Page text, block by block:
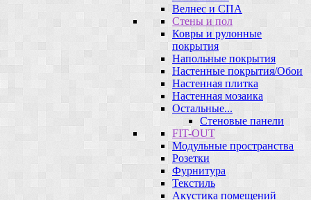
Велнес и СПА
Стены и пол
Ковры и рулонные
покрытия
Напольные покрытия
Настенные покрытия/Обои
Настенная плитка
Настенная мозаика
Остальные...
Стеновые панели
FIT-OUT
Модульные пространства
Розетки
Фурнитура
Текстиль
Акустика помещений